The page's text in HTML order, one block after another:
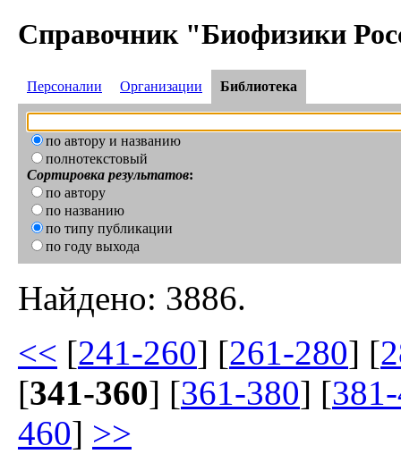
Справочник "Биофизики
Персоналии Организации Библиотека
по автору и названию
полнотекстовый
Сортировка результатов:
по автору
по названию
по типу публикации
по году выхода
Найдено: 3886.
<< [241-260] [261-280] [
[341-360] [361-380] [
460] >>